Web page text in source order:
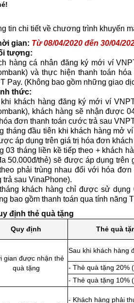
tin chi tiết về chương trình khuyến
gian: Từ 08/04/2020 đến 30/04/
tượng:
hàng cá nhân đăng ký mới ví
và thực hiện thanh toán
Pay. (Không bao gồm những giao
thức:
khách hàng đăng ký mới ví
khách hàng sẽ nhận được
đơn thanh toán cước trả sau
tháng đầu tiên khi khách hàng mở
áp dụng trên giá trị hóa đơn
03 tháng liền kề tiếp theo + khách
50.000đ/thẻ) sẽ được áp dụng
phải trùng nhau đối với hóa
trả sau VinaPhone).
khách hàng chỉ được sử
bao gồm thanh toán qua tính năng
định thẻ quà tặng
Quy định Thẻ quà
gian được nhận thẻ
quà tặng
Sau khi khách hàng
- Thẻ quà tặng 20%
- Thẻ quà tặng 10%
- Khách hàng phải